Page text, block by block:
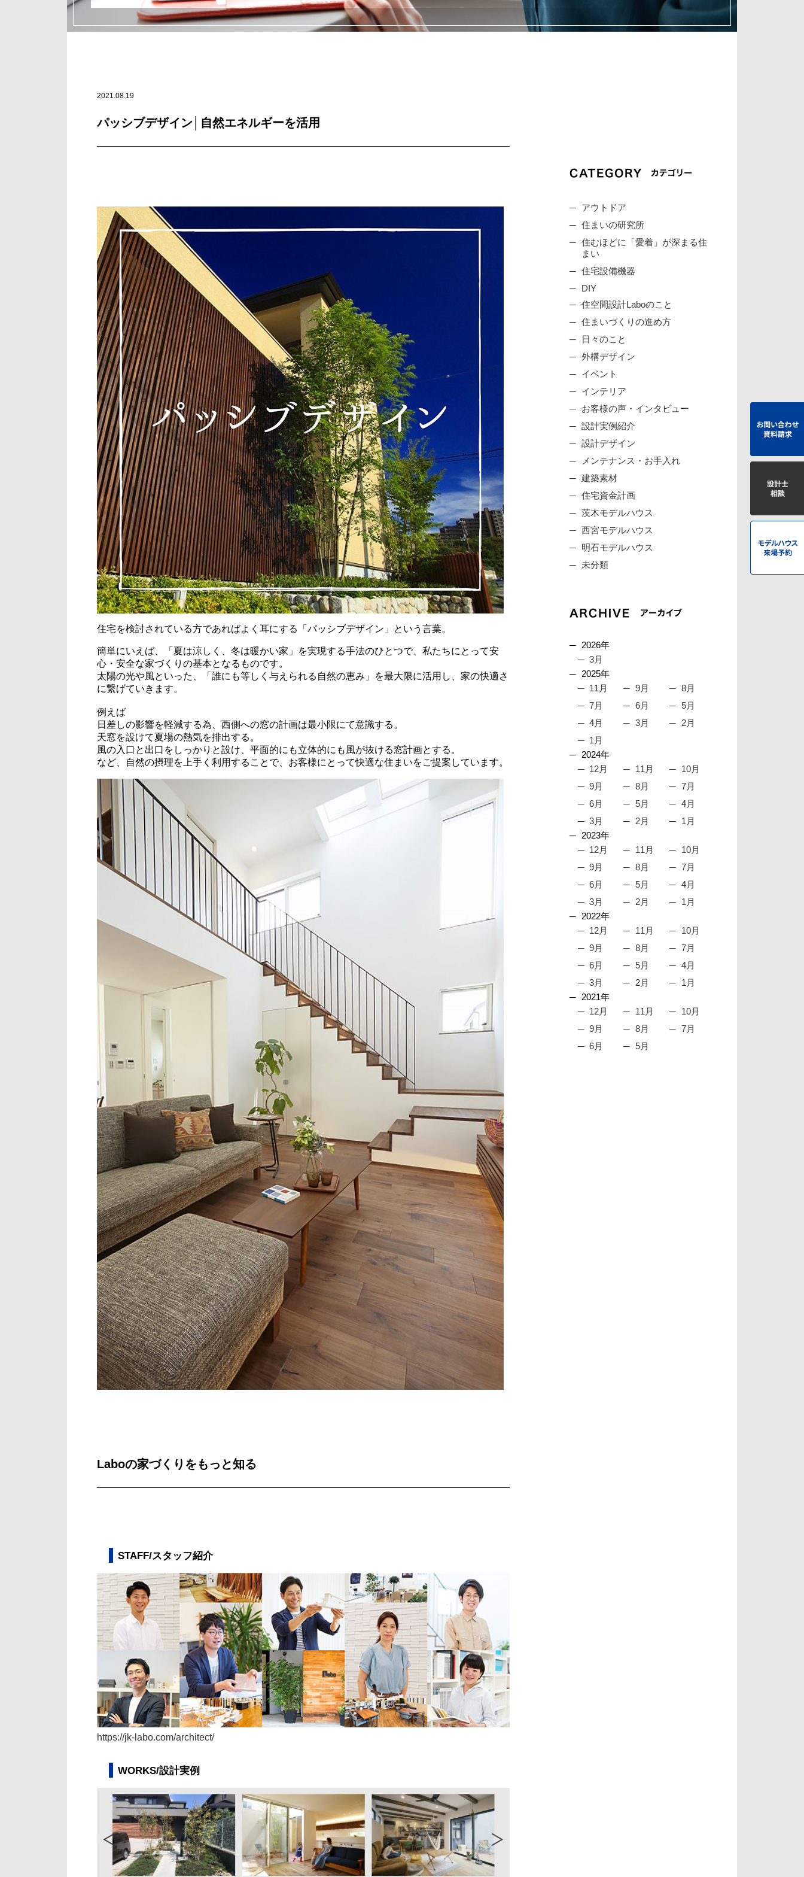
2021.08.19
パッシブデザイン│自然エネルギーを活用
住宅を検討されている方であればよく耳にする「パッシブデザイン」という言葉。
簡単にいえば、「夏は涼しく、冬は暖かい家」を実現する手法のひとつで、私たちにとって安
心・安全な家づくりの基本となるものです。
太陽の光や風といった、「誰にも等しく与えられる自然の恵み」を最大限に活用し、家の快適さ
に繋げていきます。
例えば
日差しの影響を軽減する為、西側への窓の計画は最小限にて意識する。
天窓を設けて夏場の熱気を排出する。
風の入口と出口をしっかりと設け、平面的にも立体的にも風が抜ける窓計画とする。
など、自然の摂理を上手く利用することで、お客様にとって快適な住まいをご提案しています。
Laboの家づくりをもっと知る
STAFF/スタッフ紹介
https://jk-labo.com/architect/
WORKS/設計実例
アウトドア
住まいの研究所
住むほどに「愛着」が深まる住
まい
住宅設備機器
DIY
住空間設計Laboのこと
住まいづくりの進め方
日々のこと
外構デザイン
イベント
インテリア
お客様の声・インタビュー
設計実例紹介
設計デザイン
メンテナンス・お手入れ
建築素材
住宅資金計画
茨木モデルハウス
西宮モデルハウス
明石モデルハウス
未分類
2026年
3月
2025年
11月
9月
8月
7月
6月
5月
4月
3月
2月
1月
2024年
12月
11月
10月
9月
8月
7月
6月
5月
4月
3月
2月
1月
2023年
12月
11月
10月
9月
8月
7月
6月
5月
4月
3月
2月
1月
2022年
12月
11月
10月
9月
8月
7月
6月
5月
4月
3月
2月
1月
2021年
12月
11月
10月
9月
8月
7月
6月
5月